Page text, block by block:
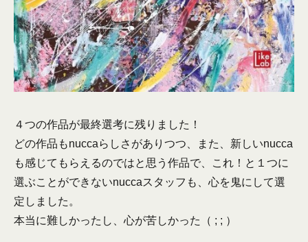
４つの作品が最終選考に残りました！
どの作品もnuccaらしさがありつつ、また、新しいnucca
も感じてもらえるのではと思う作品で、これ！と１つに
選ぶことができないnuccaスタッフも、心を鬼にして選
定しました。
本当に難しかったし、心が苦しかった（ ; ; ）